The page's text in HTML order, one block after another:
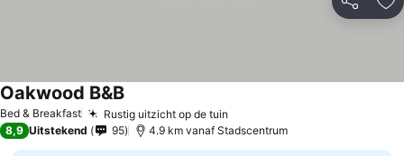
Delen
Bed & Breakfast Rustig uitzicht op de tuin
Oakwood B&BPrijzen bekijken
8,9 Uitstekend 95 4.9 km vanaf Stadscentrum